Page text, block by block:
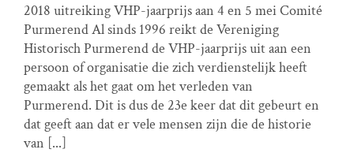
VHP prijs 2018 voor 4 en 5 mei Comité Purmerend
VHP prijs
2018 uitreiking VHP-jaarprijs aan 4 en 5 mei Comité
Purmerend Al sinds 1996 reikt de Vereniging
Historisch Purmerend de VHP-jaarprijs uit aan een
persoon of organisatie die zich verdienstelijk heeft
gemaakt als het gaat om het verleden van
Purmerend. Dit is dus de 23e keer dat dit gebeurt en
dat geeft aan dat er vele mensen zijn die de historie
van [...]